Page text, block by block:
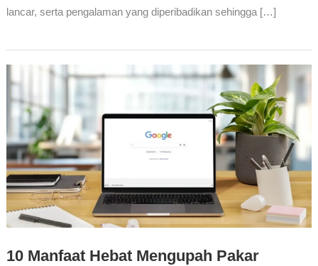
lancar, serta pengalaman yang diperibadikan sehingga […]
10 Manfaat Hebat Mengupah Pakar